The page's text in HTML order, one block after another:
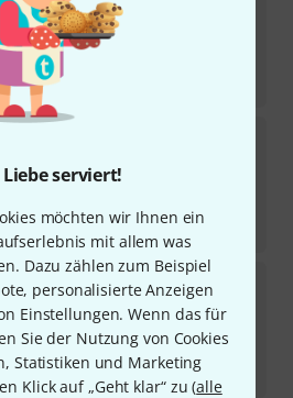
serviert!
möchten wir Ihnen ein
mit allem was
Dazu zählen zum Beispiel
personalisierte Anzeigen
Einstellungen. Wenn das für
Sie der Nutzung von Cookies
Statistiken und Marketing
Klick auf „Geht klar“ zu (alle
4
lieferbar
80,50 €
lieferbar
81,90 €
New Stone Lined ST-115C
77,10 €